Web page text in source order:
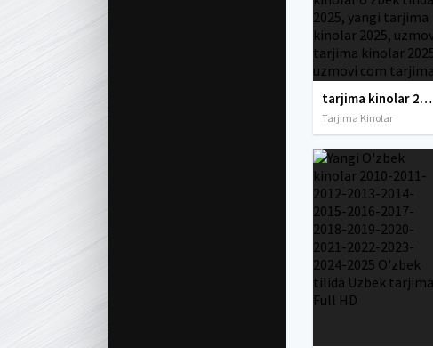
tarjima kinolar 2025, uzbek tarjima kinolar 2025, tarjima kinolar uzbek tilida 2025, tarjima kinolar o zbek 2025, tarjima kinolar o zbek tilida 2025, yangi tarjima kinolar 2025, uzmovi tarjima kinolar 2025, uzmovi com tarjima kinolar 2025, uzbekcha t
Tarjima Kinolar